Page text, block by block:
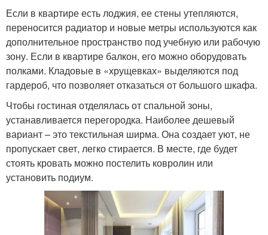
Если в квартире есть лоджия, ее стены утепляются,
переносится радиатор и новые метры используются как
дополнительное пространство под учебную или рабочую
зону. Если в квартире балкон, его можно оборудовать
полками. Кладовые в «хрущевках» выделяются под
гардероб, что позволяет отказаться от большого шкафа.
Чтобы гостиная отделялась от спальной зоны,
устанавливается перегородка. Наиболее дешевый
вариант – это текстильная ширма. Она создает уют, не
пропускает свет, легко стирается. В месте, где будет
стоять кровать можно постелить ковролин или
установить подиум.